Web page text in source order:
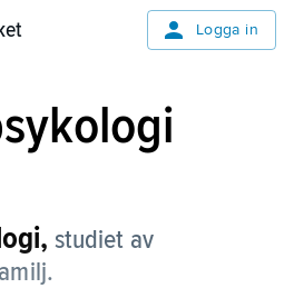
Logga in
studiet av